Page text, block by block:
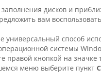
дисков и
вам
универсальный способ
системы
правой кнопкой на значке
меню выберите пункт